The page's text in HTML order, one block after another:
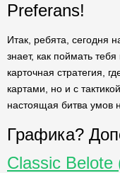
Preferans!
Итак, ребята, сегодня
знает, как поймать
карточная стратегия,
картами, но и с
настоящая битва умов
Графика?
Classic